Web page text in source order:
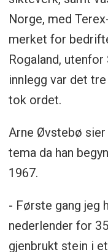
Norge, med
merket for
Rogaland,
innlegg var det
tok ordet.
Arne Øvstebø sier
tema da han
1967.
- Første gang jeg
nederlender for
gjenbrukt stein i